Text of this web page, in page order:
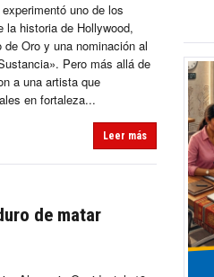
uno de los
la historia de Hollywood,
Oro y una nominación al
Pero más allá de
a una artista que
en fortaleza...
Leer más
de matar